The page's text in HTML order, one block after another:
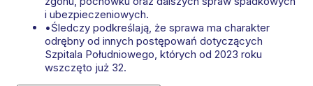
i ubezpieczeniowych.
•Śledczy podkreślają, że sprawa ma charakter
odrębny od innych postępowań dotyczących
Szpitala Południowego, których od 2023 roku
wszczęto już 32.